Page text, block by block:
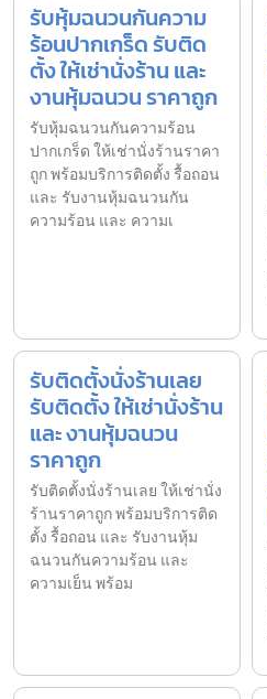
รับหุ้มฉนวนกันความ
ร้อนปากเกร็ด รับติด
ตั้ง ให้เช่านั่งร้าน และ
งานหุ้มฉนวน ราคาถูก
รับหุ้มฉนวนกันความร้อน
ปากเกร็ด ให้เช่านั่งร้านราคา
ถูก พร้อมบริการติดตั้ง รื้อถอน
และ รับงานหุ้มฉนวนกัน
ความร้อน และ ความเ
รับติดตั้งนั่งร้านเลย
รับติดตั้ง ให้เช่านั่งร้าน
และ งานหุ้มฉนวน
ราคาถูก
รับติดตั้งนั่งร้านเลย ให้เช่านั่ง
ร้านราคาถูก พร้อมบริการติด
ตั้ง รื้อถอน และ รับงานหุ้ม
ฉนวนกันความร้อน และ
ความเย็น พร้อม